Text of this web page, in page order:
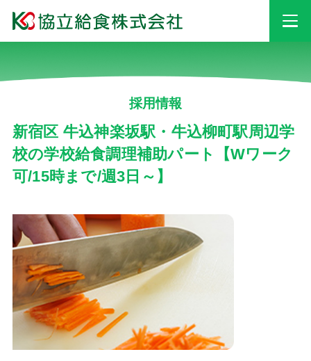
事業情報
安心・安全への 取り組み
採用情報
会社情報
お知らせ
採用情報
新宿区 牛込神楽坂駅・牛込柳町駅周辺学
校の学校給食調理補助パート【Wワーク
可/15時まで/週3日～】